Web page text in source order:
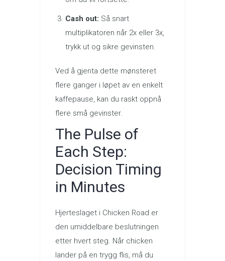
Cash out: Så snart
multiplikatoren når 2x eller 3x,
trykk ut og sikre gevinsten.
Ved å gjenta dette mønsteret
flere ganger i løpet av en enkelt
kaffepause, kan du raskt oppnå
flere små gevinster.
The Pulse of
Each Step:
Decision Timing
in Minutes
Hjerteslaget i Chicken Road er
den umiddelbare beslutningen
etter hvert steg. Når chicken
lander på en trygg flis, må du